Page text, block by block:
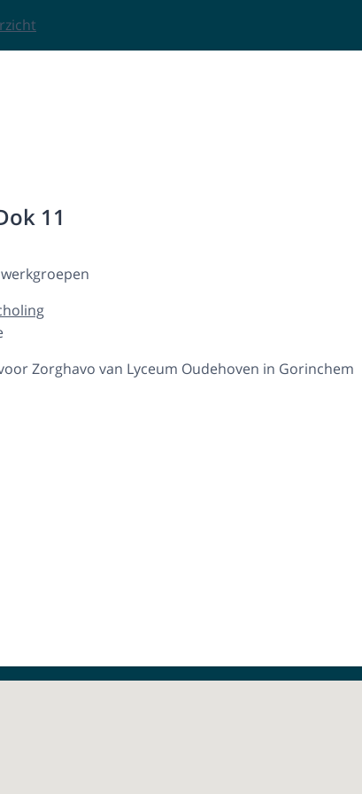
11
Zorghavo van Lyceum Oudehoven in Gorinchem